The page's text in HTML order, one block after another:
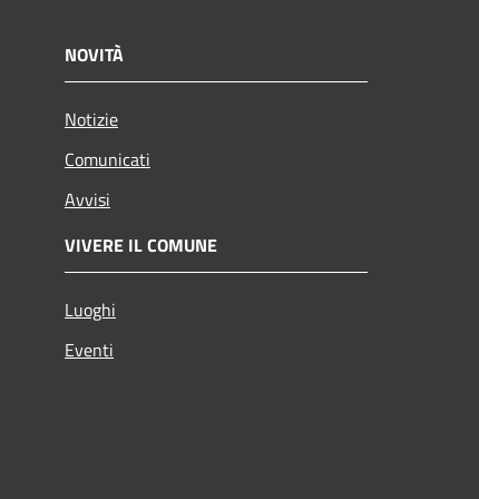
NOVITÀ
Notizie
Comunicati
Avvisi
VIVERE IL COMUNE
Luoghi
Eventi